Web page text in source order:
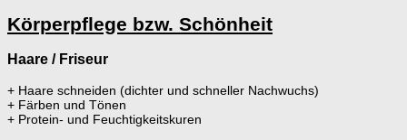
Körperpflege bzw. Schönheit
Haare / Friseur
+ Haare schneiden (dichter und schneller Nachwuchs)
+ Färben und Tönen
+ Protein- und Feuchtigkeitskuren